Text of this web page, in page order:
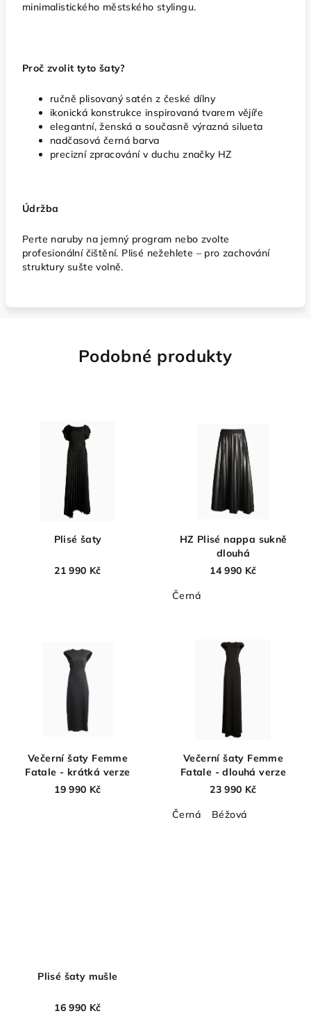
minimalistického městského stylingu.
Proč zvolit tyto šaty?
ručně plisovaný satén z české dílny
ikonická konstrukce inspirovaná tvarem vějíře
elegantní, ženská a současně výrazná silueta
nadčasová černá barva
precizní zpracování v duchu značky HZ
Údržba
Perte naruby na jemný program nebo zvolte
profesionální čištění. Plisé nežehlete – pro zachování
struktury sušte volně.
Podobné produkty
Plisé šaty
21 990 Kč
HZ Plisé nappa sukně
dlouhá
14 990 Kč
Černá
Večerní šaty Femme
Fatale - krátká verze
19 990 Kč
Večerní šaty Femme
Fatale - dlouhá verze
23 990 Kč
Černá
Béžová
Plisé šaty mušle
16 990 Kč